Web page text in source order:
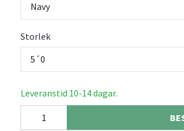
Navy
Storlek
5´0
Leveranstid 10-14 dagar.